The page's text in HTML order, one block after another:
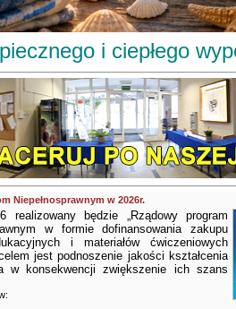
i ciepłego
Niepełnosprawnym w 2026r.
realizowany będzie „Rządowy program
w formie dofinansowania zakupu
i materiałów ćwiczeniowych
jest podnoszenie jakości kształcenia
w konsekwencji zwiększenie ich szans